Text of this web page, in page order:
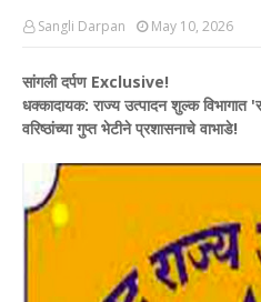
Sangli Darpan May 10, 2026
सांगली दर्पण Exclusive!
धक्कादायक: राज्य उत्पादन शुल्क
वरिष्ठांच्या गुप्त भेटीने प्रशासनाचे वाभाडे!